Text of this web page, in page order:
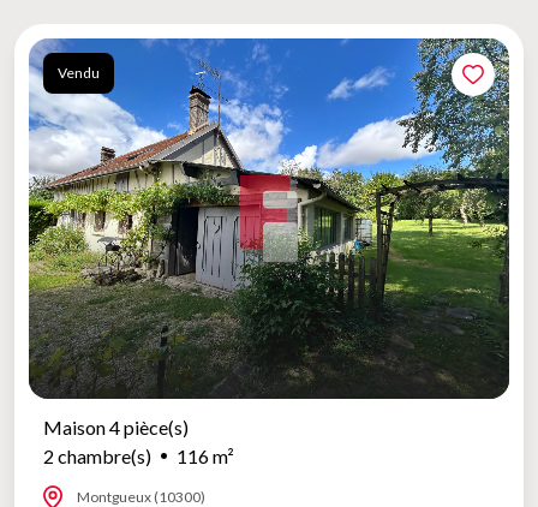
Vendu
Maison 4 pièce(s)
2 chambre(s)
116 m²
Montgueux (10300)